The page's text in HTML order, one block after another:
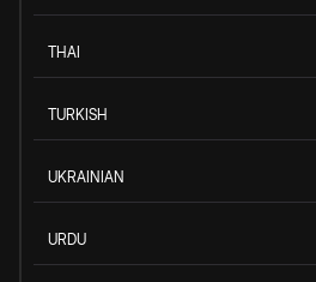
THAI
TURKISH
UKRAINIAN
URDU